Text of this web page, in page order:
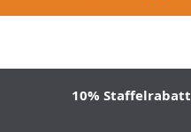
10% Staffelrabatt